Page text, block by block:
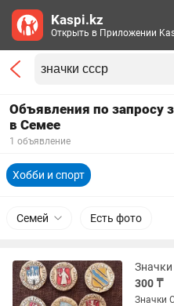
Объявления по запросу
в Семее
1 объявление
Хобби и спорт
Семей Есть фото
300 ₸
Значки
Kaspi.kz
Открыть в Приложении